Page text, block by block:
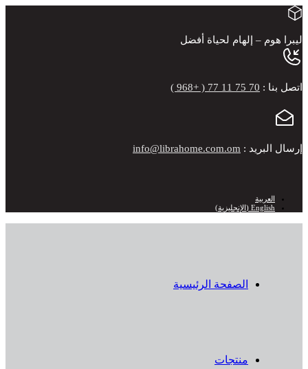
ليبرا هوم – إلهام لحياة أفضل
اتصل بنا : 70 75 11 77 ( +968 )
إرسال البريد : info@librahome.com.om
العربية
English
(الإنجليزية)
الصفحة الرئيسية
منتجات